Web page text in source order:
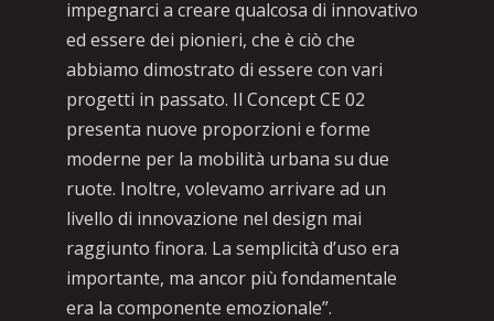
impegnarci a creare qualcosa di innovativo
ed essere dei pionieri, che è ciò che
abbiamo dimostrato di essere con vari
progetti in passato. Il Concept CE 02
presenta nuove proporzioni e forme
moderne per la mobilità urbana su due
ruote. Inoltre, volevamo arrivare ad un
livello di innovazione nel design mai
raggiunto finora. La semplicità d’uso era
importante, ma ancor più fondamentale
era la componente emozionale”.